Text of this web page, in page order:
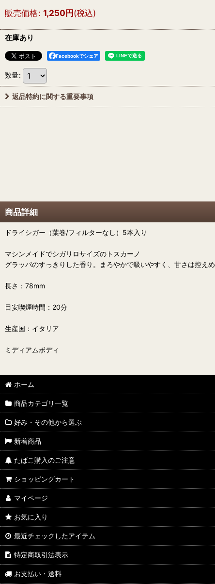
販売価格: 1,250円(税込)
在庫あり
Facebookでシェア
数量:
返品特約に関する重要事項
商品詳細
ドライシガー（葉巻/フィルターなし）5本入り
マシンメイドでシガリロサイズのトスカーノ
グラッパのすっきりした香り。まろやかで吸いやすく、甘さは控えめ
長さ：78mm
目安喫煙時間：20分
生産国：イタリア
ミディアムボディ
ホーム
商品カテゴリ一覧
好み・その他から選ぶ
新着商品
たばこ購入のご注意
ショッピングカート
マイページ
お気に入り
最近チェックしたアイテム
特定商取引法表示
お支払い・送料